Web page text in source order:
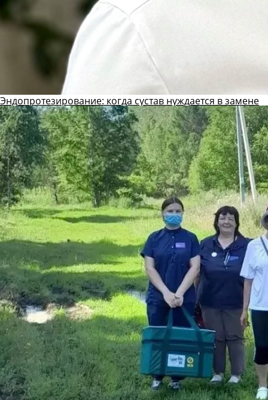
Эндопротезирование: когда сустав нуждается в замене